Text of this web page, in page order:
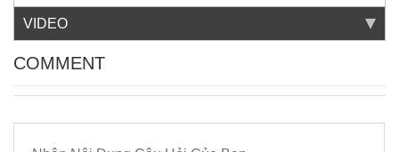
VIDEO
COMMENT